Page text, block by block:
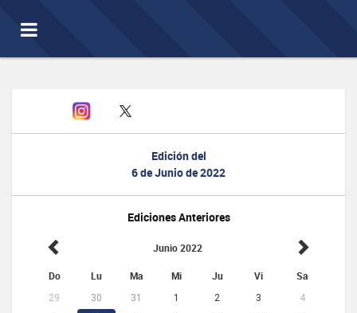
Toggle
navigation
Edición del
6 de Junio de 2022
Ediciones Anteriores
Junio 2022
Do Lu Ma Mi Ju Vi Sa
29 30 31 1 2 3
4